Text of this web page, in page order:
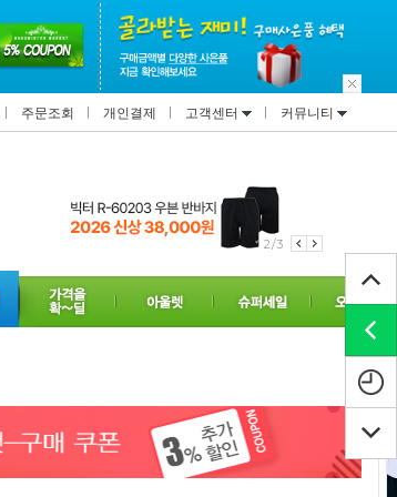
주문조회 개인결제 고객센터 커뮤니티
2/3